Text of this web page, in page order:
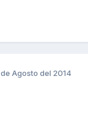
Agosto del 2014